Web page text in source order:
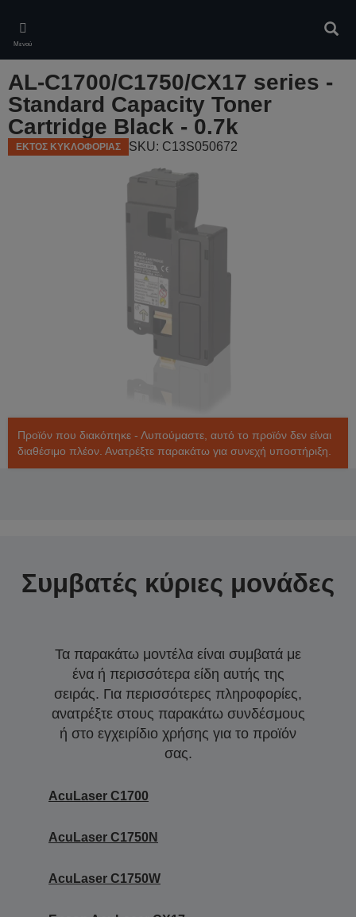
main
content
Μενού
AL-C1700/C1750/CX17 series -
Standard Capacity Toner
Cartridge Black - 0.7k
ΕΚΤΟΣ ΚΥΚΛΟΦΟΡΙΑΣ SKU: C13S050672
Προϊόν που διακόπηκε - Λυπούμαστε, αυτό το προϊόν δεν είναι
διαθέσιμο πλέον. Ανατρέξτε παρακάτω για συνεχή υποστήριξη.
Συμβατές κύριες μονάδες
Τα παρακάτω μοντέλα είναι συμβατά με
ένα ή περισσότερα είδη αυτής της
σειράς. Για περισσότερες πληροφορίες,
ανατρέξτε στους παρακάτω συνδέσμους
ή στο εγχειρίδιο χρήσης για το προϊόν
σας.
AcuLaser C1700
AcuLaser C1750N
AcuLaser C1750W